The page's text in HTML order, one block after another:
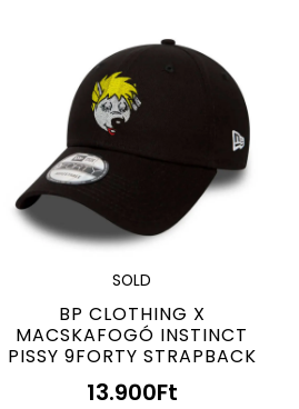
SOLD
BP CLOTHING X
MACSKAFOGÓ INSTINCT
PISSY 9FORTY STRAPBACK
13.900Ft